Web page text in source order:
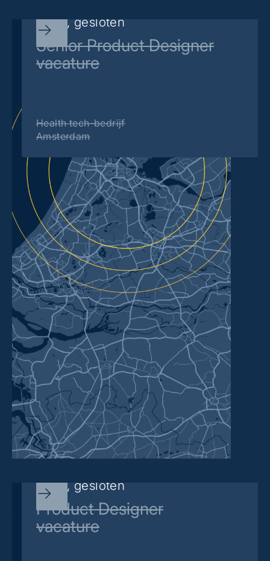
Sorry, gesloten
Senior Product Designer
vacature
Health tech-bedrijf
Amsterdam
Sorry, gesloten
Product Designer
vacature